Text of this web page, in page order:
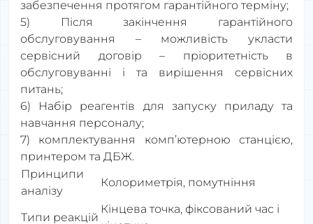
забезпечення протягом гарантійного терміну;
5) Після закінчення гарантійного
обслуговування – можливість укласти
сервісний договір – пріоритетність в
обслуговуванні і та
вирішення сервісних
питань;
6) Набір реагентів для запуску приладу та
навчання персоналу;
7) комплектування комп’ютерною станцією,
принтером та ДБЖ.
Принципи
аналізу
Колориметрія, помутніння
Типи реакцій
Кінцева точка, фіксований час і